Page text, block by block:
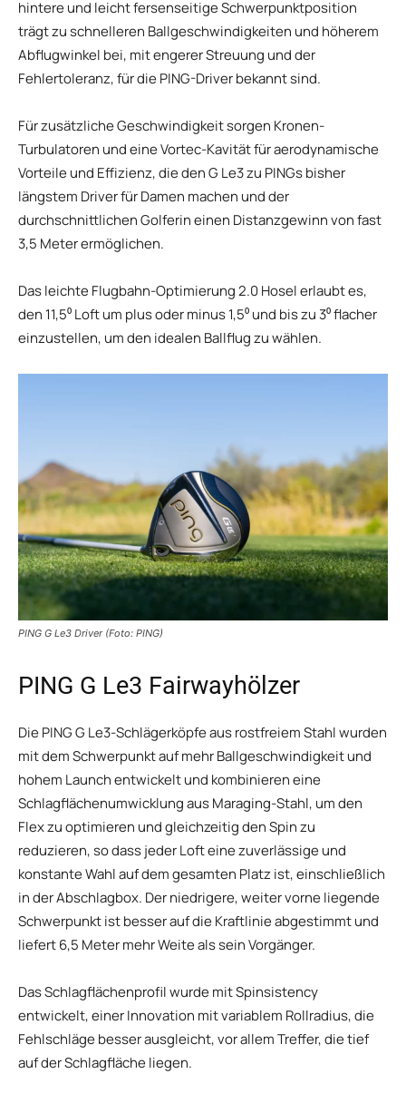
hintere und leicht fersenseitige Schwerpunktposition
trägt zu schnelleren Ballgeschwindigkeiten und höherem
Abflugwinkel bei, mit engerer Streuung und der
Fehlertoleranz, für die PING-Driver bekannt sind.
Für zusätzliche Geschwindigkeit sorgen Kronen-
Turbulatoren und eine Vortec-Kavität für aerodynamische
Vorteile und Effizienz, die den G Le3 zu PINGs bisher
längstem Driver für Damen machen und der
durchschnittlichen Golferin einen Distanzgewinn von fast
3,5 Meter ermöglichen.
Das leichte Flugbahn-Optimierung 2.0 Hosel erlaubt es,
den 11,5⁰ Loft um plus oder minus 1,5⁰ und bis zu 3⁰ flacher
einzustellen, um den idealen Ballflug zu wählen.
PING G Le3 Driver (Foto: PING)
PING G Le3 Fairwayhölzer
Die PING G Le3-Schlägerköpfe aus rostfreiem Stahl wurden
mit dem Schwerpunkt auf mehr Ballgeschwindigkeit und
hohem Launch entwickelt und kombinieren eine
Schlagflächenumwicklung aus Maraging-Stahl, um den
Flex zu optimieren und gleichzeitig den Spin zu
reduzieren, so dass jeder Loft eine zuverlässige und
konstante Wahl auf dem gesamten Platz ist, einschließlich
in der Abschlagbox. Der niedrigere, weiter vorne liegende
Schwerpunkt ist besser auf die Kraftlinie abgestimmt und
liefert 6,5 Meter mehr Weite als sein Vorgänger.
Das Schlagflächenprofil wurde mit Spinsistency
entwickelt, einer Innovation mit variablem Rollradius, die
Fehlschläge besser ausgleicht, vor allem Treffer, die tief
auf der Schlagfläche liegen.